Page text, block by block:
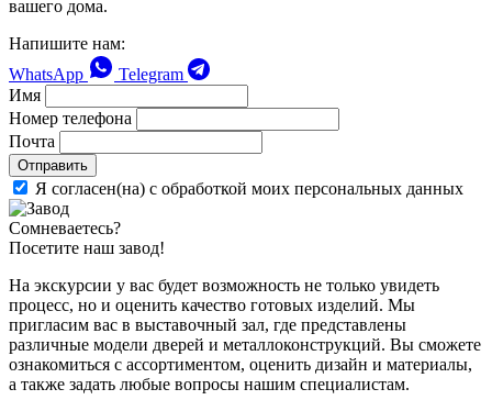
вашего дома.
Напишите нам:
WhatsApp
Telegram
Имя
Номер телефона
Почта
Отправить
Я согласен(на) с обработкой моих персональных данных
Сомневаетесь?
Посетите наш завод!
На экскурсии у вас будет возможность не только увидеть
процесс, но и оценить качество готовых изделий. Мы
пригласим вас в выставочный зал, где представлены
различные модели дверей и металлоконструкций. Вы сможете
ознакомиться с ассортиментом, оценить дизайн и материалы,
а также задать любые вопросы нашим специалистам.